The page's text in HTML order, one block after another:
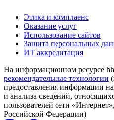
Этика и комплаенс
Оказание услуг
Использование сайтов
Защита персональных
ИТ аккредитация
На информационном ресурсе
рекомендательные технологии
предоставления информации
и анализа сведений,
пользователей сети
Российской Федерации)